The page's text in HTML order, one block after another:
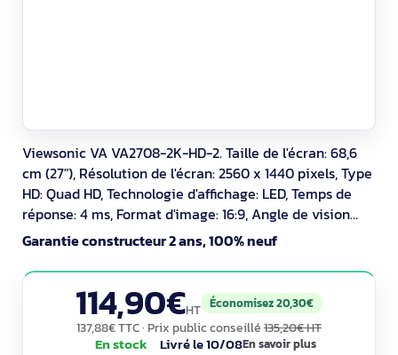
Viewsonic VA VA2708-2K-HD-2. Taille de l'écran: 68,6
cm (27"), Résolution de l'écran: 2560 x 1440 pixels, Type
HD: Quad HD, Technologie d'affichage: LED, Temps de
réponse: 4 ms, Format d'image: 16:9, Angle de vision
horizontal: 178°, Angle de vision vertical: 178°. Montage
VESA. Couleur du produit: Noir
Garantie constructeur 2 ans, 100% neuf
114,90€HT Économisez 20,30€
137,88€ TTC· Prix public conseillé 135,20€ HT
En stock Livré le 10/08En savoir plus